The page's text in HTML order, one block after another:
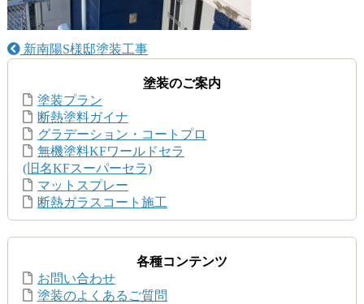
新南陽S様邸塗装工事
塗装のご案内
塗装プラン
断熱塗料ガイナ
グラデーション・コートプロ
無機塗料KFワールドセラ
(旧名KFスーパーセラ)
マットスプレー
断熱ガラスコート施工
各種コンテンツ
お問い合わせ
塗装のよくあるご質問